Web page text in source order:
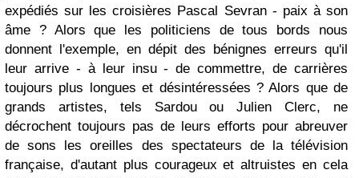
expédiés sur les croisières Pascal Sevran - paix à son
âme ? Alors que les politiciens de tous bords nous
donnent l'exemple, en dépit des bénignes erreurs qu'il
leur arrive - à leur insu - de commettre, de carrières
toujours plus longues et désintéressées ? Alors que de
grands artistes, tels Sardou ou Julien Clerc, ne
décrochent toujours pas de leurs efforts pour abreuver
de sons les oreilles des spectateurs de la télévision
française, d'autant plus courageux et altruistes en cela